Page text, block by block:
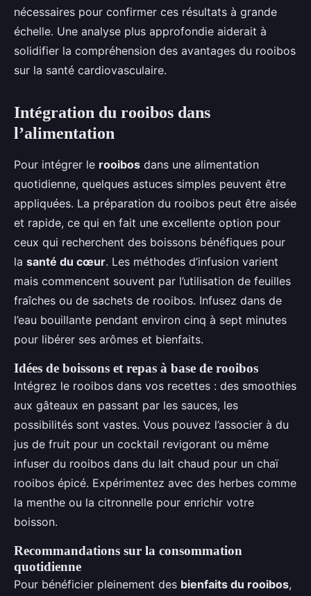
nécessaires pour confirmer ces résultats à grande
échelle. Une analyse plus approfondie aiderait à
solidifier la compréhension des avantages du rooibos
sur la santé cardiovasculaire.
Intégration du rooibos dans
l’alimentation
Pour intégrer le rooibos dans une alimentation
quotidienne, quelques astuces simples peuvent être
appliquées. La préparation du rooibos peut être aisée
et rapide, ce qui en fait une excellente option pour
ceux qui recherchent des boissons bénéfiques pour
la santé du cœur. Les méthodes d’infusion varient
mais commencent souvent par l’utilisation de feuilles
fraîches ou de sachets de rooibos. Infusez dans de
l’eau bouillante pendant environ cinq à sept minutes
pour libérer ses arômes et bienfaits.
Idées de boissons et repas à base de rooibos
Intégrez le rooibos dans vos recettes : des smoothies
aux gâteaux en passant par les sauces, les
possibilités sont vastes. Vous pouvez l’associer à du
jus de fruit pour un cocktail revigorant ou même
infuser du rooibos dans du lait chaud pour un chaï
rooibos épicé. Expérimentez avec des herbes comme
la menthe ou la citronnelle pour enrichir votre
boisson.
Recommandations sur la consommation
quotidienne
Pour bénéficier pleinement des bienfaits du rooibos,